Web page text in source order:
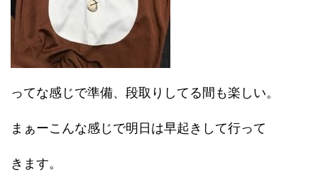
ってな感じで準備、段取りしてる間も楽しい。
まぁーこんな感じで明日は早起きして行って
きます。